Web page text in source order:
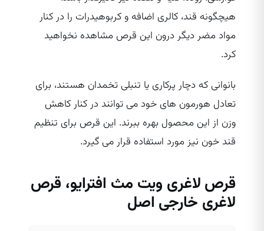
هیچگونه قند، کالری اضافه و کربوهیدرات را در کنار
مواد مضر دیگر درون این قرص مشاهده نخواهید
کرد.
بانوانی که دچار پرکاری یا تنبلی تخمدان هستند، برای
تعادل هورمون‌ های خود می‌ توانند در کنار کاهش
وزن از این محصول بهره ببرند. این قرص برای تنظیم
قند خون نیز مورد استفاده قرار می‌ گیرد.
قرص لاغری ویت مث افترایو، قرص
لاغری خارجی اصل